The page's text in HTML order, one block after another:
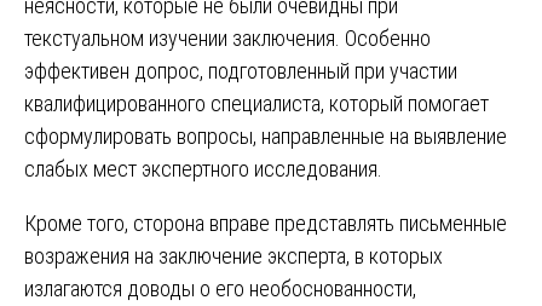
неясности, которые не были очевидны при
текстуальном изучении заключения. Особенно
эффективен допрос, подготовленный при участии
квалифицированного специалиста, который помогает
сформулировать вопросы, направленные на выявление
слабых мест экспертного исследования.
Кроме того, сторона вправе представлять письменные
возражения на заключение эксперта, в которых
излагаются доводы о его необоснованности,